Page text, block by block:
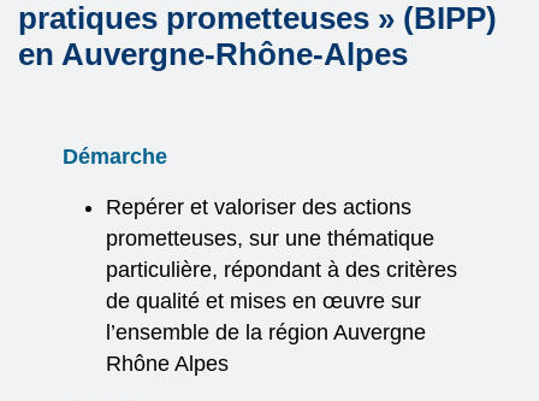
pratiques prometteuses » (BIPP)
en Auvergne-Rhône-Alpes
Démarche
Repérer et valoriser des actions
prometteuses, sur une thématique
particulière, répondant à des critères
de qualité et mises en œuvre sur
l’ensemble de la région Auvergne
Rhône Alpes